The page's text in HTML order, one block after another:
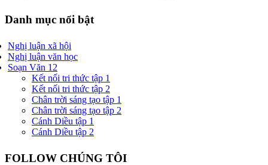
Danh mục nổi bật
Nghị luận xã hội
Nghị luận văn học
Soạn Văn 12
Kết nối tri thức tập 1
Kết nối tri thức tập 2
Chân trời sáng tạo tập 1
Chân trời sáng tạo tập 2
Cánh Diều tập 1
Cánh Diều tập 2
FOLLOW CHÚNG TÔI